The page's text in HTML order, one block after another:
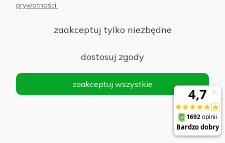
Powerbank magnetyczny Ecobox Powerbank
Magsafe 5000 mAh czarny
prywatności.
zaakceptuj tylko niezbędne
dostosuj zgody
zaakceptuj wszystkie